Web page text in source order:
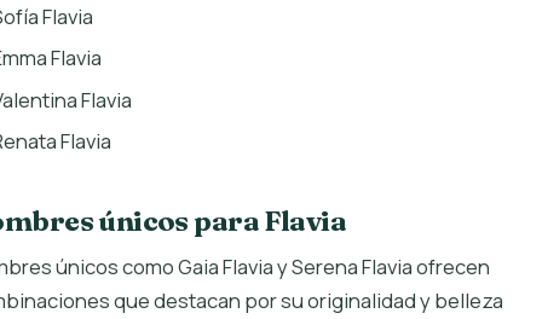
Flavia
Flavia
Flavia
Flavia
únicos para Flavia
únicos como Gaia Flavia y Serena Flavia ofrecen
que destacan por su originalidad y belleza